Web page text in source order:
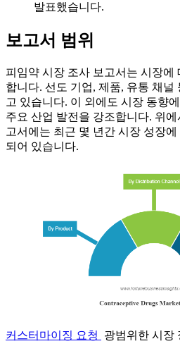
발표했습니다.
보고서 범위
피임약 시장 조사 보고서는 시장에
합니다. 선도 기업, 제품, 유통 채널
고 있습니다. 이 외에도 시장 동향
주요 산업 발전을 강조합니다. 위
고서에는 최근 몇 년간 시장 성장
되어 있습니다.
커스터마이징 요청 광범위한 시장